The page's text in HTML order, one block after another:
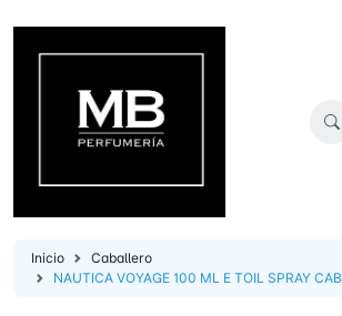
Inicio
Caballero
NAUTICA VOYAGE 100 ML E TOIL SPRAY